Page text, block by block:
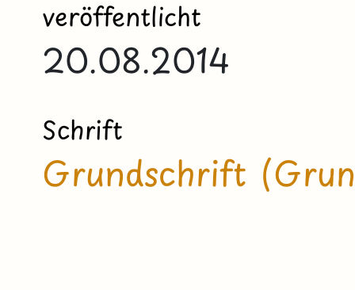
veröffentlicht
20.08.2014
Schrift
Grundschrift